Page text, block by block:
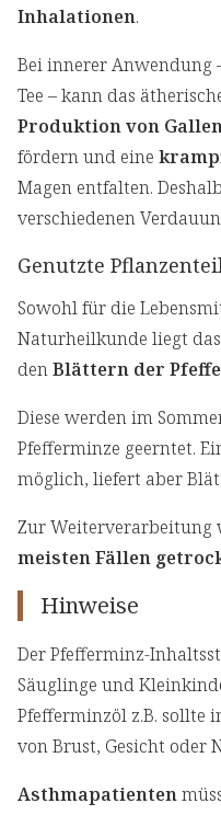
Inhalationen.
Bei innerer Anwendung
Tee – kann das
Produktion von
fördern und eine
Magen entfalten.
verschiedenen
Genutzte
Sowohl für die
Naturheilkunde liegt
denBlättern der
Diese werden im
Pfefferminze geerntet.
möglich, liefert aber
Zur Weiterverarbeitung
meisten Fällen
Hinweise
Der Pfefferminz-
Säuglinge und
Pfefferminzöl z.B. sollte
von Brust, Gesicht oder
Asthmapatienten